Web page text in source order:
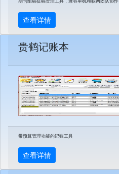
查看详情
贵鹤记账本
带预算管理功能的记账工具
查看详情